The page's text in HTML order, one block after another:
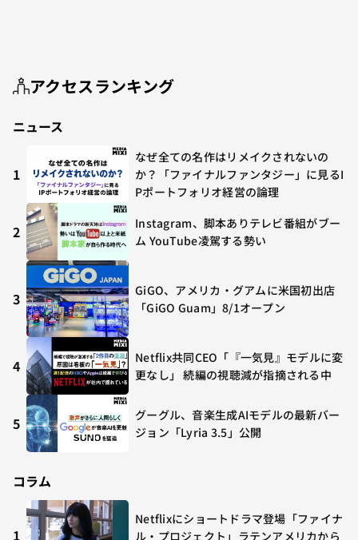
アクセスランキング
ニュース
1
なぜ全ての名作はリメイクされないの
か？「ファイナルファンタジー」に見るI
Pポートフォリオ経営の論理
2
Instagram、脚本ありテレビ番組がブー
ム YouTube凌駕する勢い
3
GiGO、アメリカ・グアムに米国初出店
「GiGO Guam」8/1オープン
4
Netflix共同CEO「『一気見』モデルに変
更なし」 続編の視聴減が指摘される中
5
グーグル、音楽生成AIモデルの最新バー
ジョン「Lyria 3.5」公開
コラム
1
Netflixにショートドラマ登場「ファイナ
ル・プロジェクト」ラテンアメリカから